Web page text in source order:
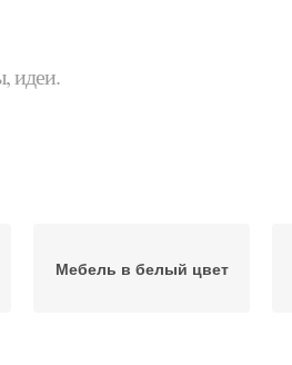
идеи.
Мебель в белый цвет